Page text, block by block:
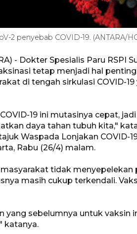
2 penyebab COVID-19. (ANTARA/
- Dokter Spesialis Paru RSPI
tetap menjadi hal
di tengah sirkulasi COVID-
19 ini mutasinya cepat,
daya tahan tubuh kita,"
Waspada Lonjakan COVID-
Rabu (26/4) malam.
tidak menyepelekan
masih cukup terkendali.
yang sebelumnya untuk vaksin
katanya.